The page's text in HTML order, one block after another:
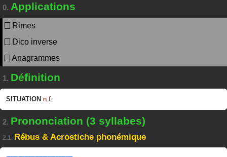
0. Applications
Rimes
Dico inverse
Anagrammes
1. Définition
SITUATION n.f.
2. Prononciation (3 syllabes)
2.1. Rébus & Acrostiche phonémique